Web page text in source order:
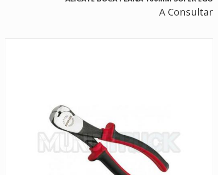
A Consultar